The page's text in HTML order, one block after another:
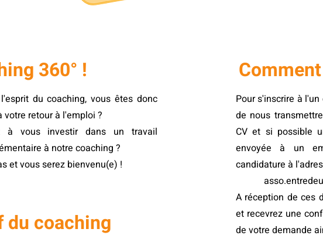
360° !
du coaching, vous êtes donc
votre retour à l'emploi ?
à vous investir dans un travail
à notre coaching ?
et vous serez bienvenu(e) !
du coaching
Pour s'inscrire à
de nous
CV et si possible
envoyée à un
candidature à
A réception de ces
et recevrez une
de votre demande